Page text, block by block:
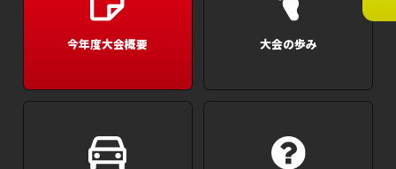
今年度大会概要 大会の歩み